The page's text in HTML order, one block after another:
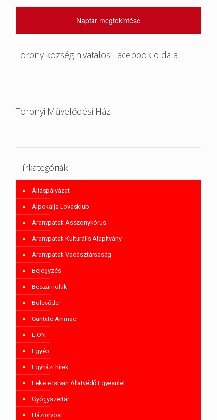
Naptár megtekintése
Torony község hivatalos Facebook oldala
Toronyi Művelődési Ház
Hírkategóriák
Álláspályázat
Alpokalja Lovasklub
Aranypatak Asszonykórus
Aranypatak Kulturális Alapítvány
Aranypatak Vadásztársaság
Bejegyzés
Beszámolók
Bölcsőde
Cantate Animae
E.ON
Egyéb
Egyházi hírek
Fekete István Állatvédő Egyesület
Gyógyszertár
Háziorvos